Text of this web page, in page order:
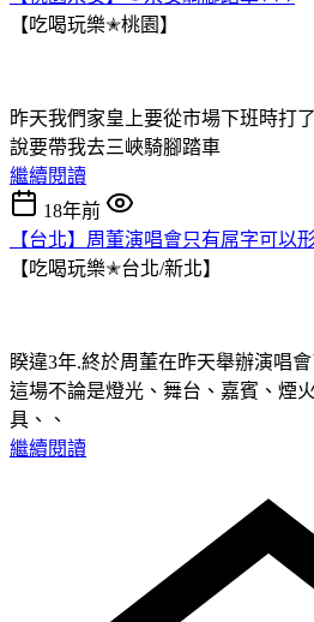
【吃喝玩樂✭桃園】
昨天我們家皇上要從市場下班時打
說要帶我去三峽騎腳踏車
繼續閱讀
18年前
【台北】周董演唱會只有屌字可以
【吃喝玩樂✭台北/新北】
睽違3年.終於周董在昨天舉辦演唱會
這場不論是燈光、舞台、嘉賓、煙
具、、
繼續閱讀